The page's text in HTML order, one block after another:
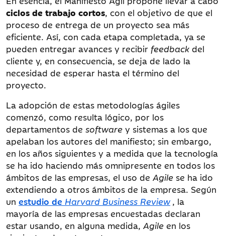
ciclos de trabajo cortos, con el objetivo de que el
proceso de entrega de un proyecto sea más
eficiente. Así, con cada etapa completada, ya se
pueden entregar avances y recibir feedback del
cliente y, en consecuencia, se deja de lado la
necesidad de esperar hasta el término del
proyecto.
La adopción de estas metodologías ágiles
comenzó, como resulta lógico, por los
departamentos de software y sistemas a los que
apelaban los autores del manifiesto; sin embargo,
en los años siguientes y a medida que la tecnología
se ha ido haciendo más omnipresente en todos los
ámbitos de las empresas, el uso de Agile se ha ido
extendiendo a otros ámbitos de la empresa. Según
un estudio de Harvard Business Review , la
mayoría de las empresas encuestadas declaran
estar usando, en alguna medida, Agile en los